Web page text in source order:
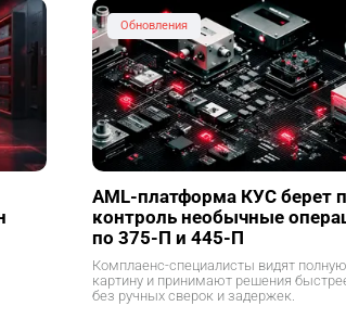
Обновления
AML-платформа КУС берет
контроль необычные
по 375-П и 445-П
Комплаенс-специалисты видят полную
картину и принимают решения
без ручных сверок и задержек.